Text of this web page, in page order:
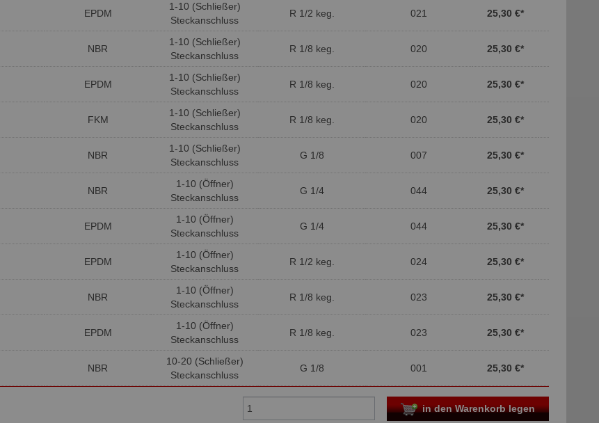
EPDM
1-10 (Schließer)
Steckanschluss
R 1/2 keg. 021 25,30 €*
NBR
1-10 (Schließer)
Steckanschluss
R 1/8 keg. 020 25,30 €*
EPDM
1-10 (Schließer)
Steckanschluss
R 1/8 keg. 020 25,30 €*
FKM
1-10 (Schließer)
Steckanschluss
R 1/8 keg. 020 25,30 €*
NBR
1-10 (Schließer)
Steckanschluss
G 1/8 007 25,30 €*
NBR
1-10 (Öffner)
Steckanschluss
G 1/4 044 25,30 €*
EPDM
1-10 (Öffner)
Steckanschluss
G 1/4 044 25,30 €*
EPDM
1-10 (Öffner)
Steckanschluss
R 1/2 keg. 024 25,30 €*
NBR
1-10 (Öffner)
Steckanschluss
R 1/8 keg. 023 25,30 €*
EPDM
1-10 (Öffner)
Steckanschluss
R 1/8 keg. 023 25,30 €*
NBR
10-20 (Schließer)
Steckanschluss
G 1/8 001 25,30 €*
in den Warenkorb legen